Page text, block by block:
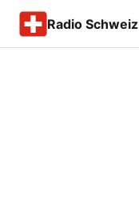
Radio Schweiz